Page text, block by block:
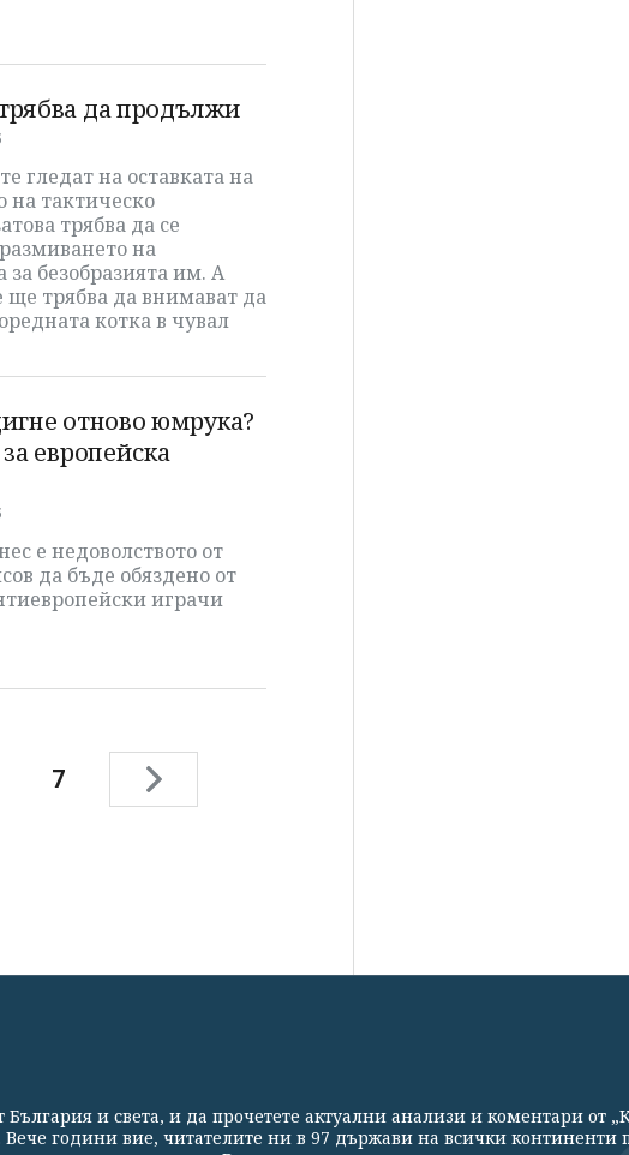
да продължи
гледат на оставката на
на тактическо
трябва да се
на
за безобразията им. А
ще трябва да внимават да
котка в чувал
отново юмрука?
европейска
е недоволството от
да бъде обяздено от
играчи
7
Контакти За Клуб Z Екип Подкрепете ни
и света, и да прочетете актуални анализи и коментари от
години вие, читателите ни в 97 държави на всички континенти